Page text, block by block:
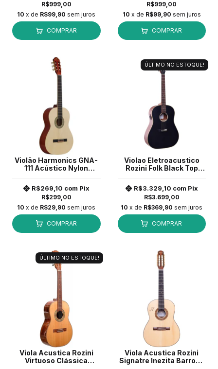
R$999,00
10 x de R$99,90 sem juros
COMPRAR
R$999,00
10 x de R$99,90 sem juros
COMPRAR
Violão Harmonics GNA-
111 Acústico Nylon
R$299,00
R$269,10 com Pix
10 x de R$29,90 sem juros
COMPRAR
ÚLTIMO NO ESTOQUE!
Violao Eletroacustico
Rozini Folk Black Top
R$3.699,00
R$3.329,10 com Pix
10 x de R$369,90 sem juros
COMPRAR
ÚLTIMO NO ESTOQUE!
Viola Acustica Rozini
Virtuoso Clássica
Viola Acustica Rozini
Signatre Inezita Barroso